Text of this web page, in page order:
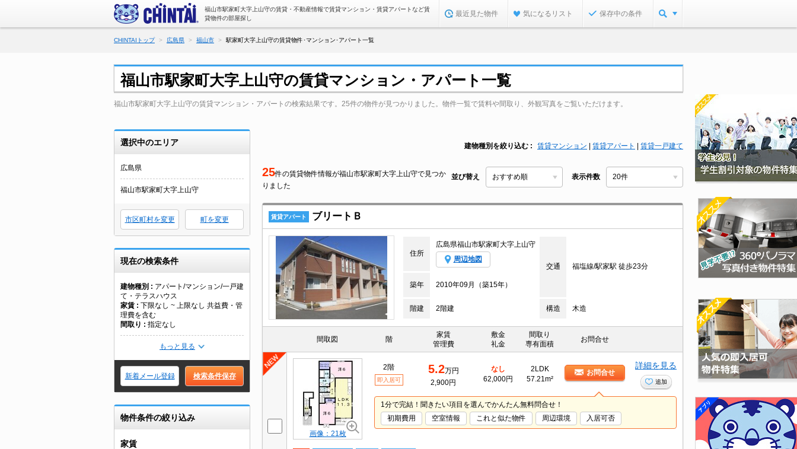
福山市駅家町大字上山守の賃貸・不動産情報で賃貸マンション・賃貸アパートなど賃
貸物件の部屋探し
最近見た物件 気になるリスト 保存中の条件
CHINTAIトップ 広島県 福山市 駅家町大字上山守の賃貸物件･マンション･アパート一覧
福山市駅家町大字上山守の賃貸マンション・アパート一覧
福山市駅家町大字上山守の賃貸マンション・アパートの検索結果です。25件の物件が見つかりました。物件一覧で賃料や間取り、外観写真をご覧いただけます。
選択中のエリア
広島県
福山市駅家町大字上山守
市区町村を変更 町を変更
現在の検索条件
建物種別
アパート/マンション/一戸建
て・テラスハウス
家賃
下限なし ~ 上限なし 共益費・管
理費を含む
間取り
指定なし
もっと見る
新着メール登録 検索条件保存
物件条件の絞り込み
家賃
建物種別を絞り込む 賃貸マンション 賃貸アパート 賃貸一戸建て
25件の賃貸物件情報が福山市駅家町大字上山守で見つか
りました
並び替え 表示件数
賃貸アパート ブリートＢ
住所
広島県福山市駅家町大字上山守
周辺地図
交通
福塩線/駅家駅 徒歩23分
築年 2010年09月（築15年）
階建 2階建 構造 木造
間取図 階
家賃
管理費
敷金
礼金
間取り
専有面積
お問合せ
画像：21枚
2階
即入居可
5.2万円
2,900円
なし
62,000円
2LDK
57.21m²
お問合せ
詳細を見る
追加
1分で完結！聞きたい項目を選んでかんたん無料問合せ！
初期費用
空室情報 これと似た物件 周辺環境 入居可否